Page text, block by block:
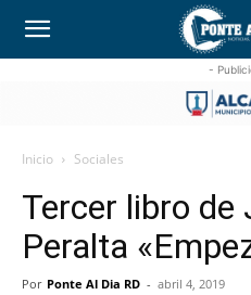
-
Inicio Sociales
Tercer libro de
Peralta
Por Ponte Al Dia RD - abril 4, 2019